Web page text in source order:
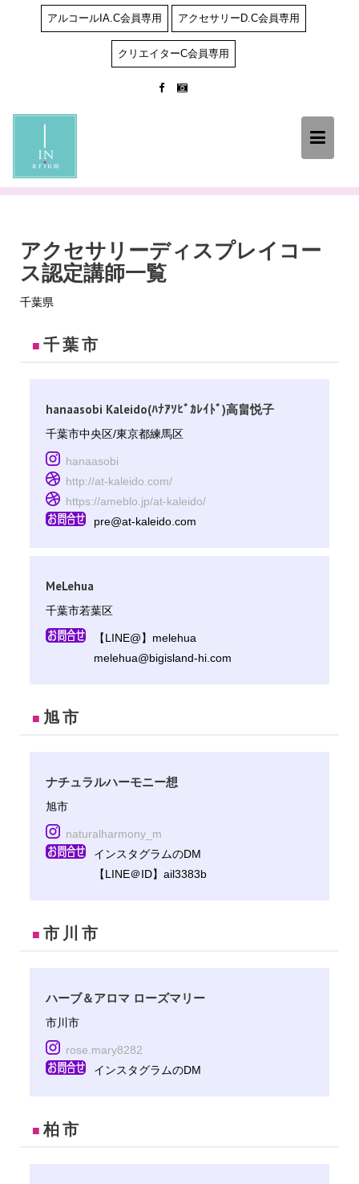
アルコールIA.C会員専用 アクセサリーD.C会員専用
クリエイターC会員専用
アクセサリーディスプレイコー
ス認定講師一覧
千葉県
■ 千葉市
hanaasobi Kaleido(ﾊﾅｱｿﾋﾞｶﾚｲﾄﾞ)高畠悦子
千葉市中央区/東京都練馬区
hanaasobi
http://at-kaleido.com/
https://ameblo.jp/at-kaleido/
pre@at-kaleido.com
MeLehua
千葉市若葉区
【LINE@】melehua
melehua@bigisland-hi.com
■ 旭市
ナチュラルハーモニー想
旭市
naturalharmony_m
インスタグラムのDM
【LINE＠ID】ail3383b
■ 市川市
ハーブ＆アロマ ローズマリー
市川市
rose.mary8282
インスタグラムのDM
■柏市